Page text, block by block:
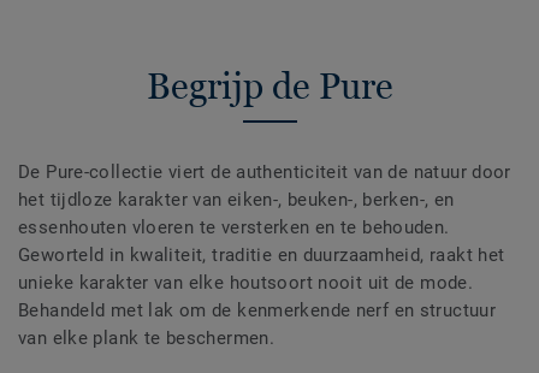
Begrijp de Pure
De Pure-collectie viert de authenticiteit van de natuur door
het tijdloze karakter van eiken-, beuken-, berken-, en
essenhouten vloeren te versterken en te behouden.
Geworteld in kwaliteit, traditie en duurzaamheid, raakt het
unieke karakter van elke houtsoort nooit uit de mode.
Behandeld met lak om de kenmerkende nerf en structuur
van elke plank te beschermen.